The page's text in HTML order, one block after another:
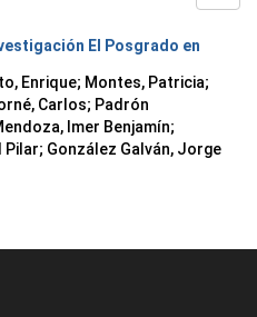
El Posgrado en
Enrique; Montes, Patricia;
Carlos; Padrón
Imer Benjamín;
Pilar; González Galván, Jorge